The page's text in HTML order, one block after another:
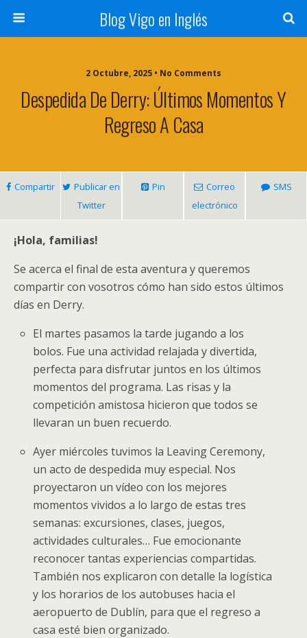
Blog Vigo en Inglés
2 Octubre, 2025 • No Comments
Despedida De Derry: Últimos Momentos Y
Regreso A Casa
Compartir
Publicar en
Twitter
Pin
Correo
electrónico
SMS
¡Hola, familias!
Se acerca el final de esta aventura y queremos
compartir con vosotros cómo han sido estos últimos
días en Derry.
El martes pasamos la tarde jugando a los
bolos. Fue una actividad relajada y divertida,
perfecta para disfrutar juntos en los últimos
momentos del programa. Las risas y la
competición amistosa hicieron que todos se
llevaran un buen recuerdo.
Ayer miércoles tuvimos la Leaving Ceremony,
un acto de despedida muy especial. Nos
proyectaron un vídeo con los mejores
momentos vividos a lo largo de estas tres
semanas: excursiones, clases, juegos,
actividades culturales… Fue emocionante
reconocer tantas experiencias compartidas.
También nos explicaron con detalle la logística
y los horarios de los autobuses hacia el
aeropuerto de Dublín, para que el regreso a
casa esté bien organizado.